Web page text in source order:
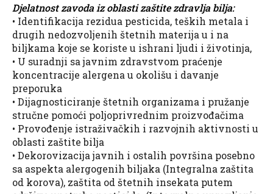
Djelatnost zavoda iz oblasti zaštite zdravlja bilja:
• Identifikacija rezidua pesticida, teških metala i
drugih nedozvoljenih štetnih materija u i na
biljkama koje se koriste u ishrani ljudi i životinja,
• U suradnji sa javnim zdravstvom praćenje
koncentracije alergena u okolišu i davanje
preporuka
• Dijagnosticiranje štetnih organizama i pružanje
stručne pomoći poljoprivrednim proizvođačima
• Provođenje istraživačkih i razvojnih aktivnosti u
oblasti zaštite bilja
• Dekorovizacija javnih i ostalih površina posebno
sa aspekta alergogenih biljaka (Integralna zaštita
od korova), zaštita od štetnih insekata putem